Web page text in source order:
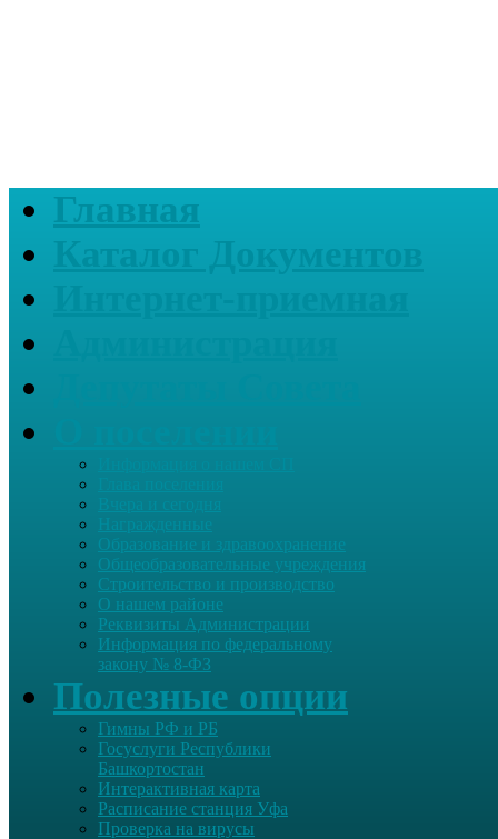
Главная
Награжденные
Образование и здравоохранение
Общеобразовательные учреждения
Строительство и производство
О нашем районе
Реквизиты Администрации
Информация по федеральному
закону № 8-ФЗ
Полезные опции
Гимны РФ и РБ
Госуслуги Республики
Башкортостан
Интерактивная карта
Расписание станция Уфа
Проверка на вирусы